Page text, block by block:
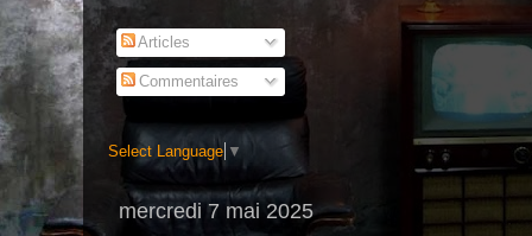
Articles
Commentaires
Select Language ▼
mercredi 7 mai 2025